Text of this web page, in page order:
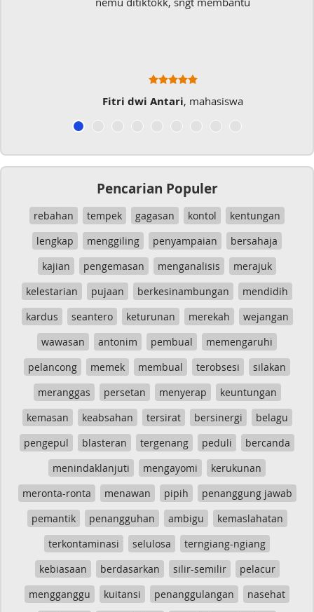
Fitri dwi Antari, mahasiswa
Pencarian Populer
rebahan tempek gagasan kontol
kentungan
lengkap
menggiling penyampaian
bersahaja
kajian
pengemasan menganalisis
merajuk
kelestarian
pujaan berkesinambungan
mendidih
kardus
seantero keturunan merekah
wejangan
wawasan
antonim pembual
memengaruhi
pelancong
memek membual terobsesi
silakan
meranggas
persetan menyerap
keuntungan
kemasan
keabsahan tersirat bersinergi
belagu
pengepul
blasteran tergenang peduli
bercanda
menindaklanjuti
mengayomi
kerukunan
meronta-ronta
menawan pipih
penanggung jawab
pemantik
penangguhan ambigu
kemaslahatan
terkontaminasi
selulosa
terngiang-ngiang
kebiasaan
berdasarkan silir-semilir
pelacur
mengganggu
kuitansi penanggulangan
nasehat